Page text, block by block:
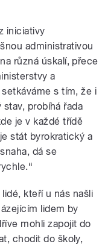
iniciativy
administrativou
různá úskalí, přece
a
s tím, že i
probíhá řada
je v každé třídě
stát byrokratický a
dá se
kteří u nás našli
lidem by
mohli zapojit do
chodit do školy,